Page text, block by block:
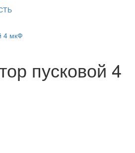
пусковой 4